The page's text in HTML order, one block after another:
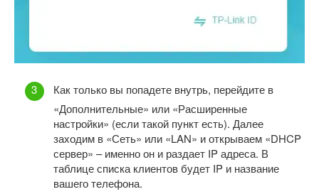
Как только вы попадете внутрь, перейдите в
«Дополнительные» или «Расширенные
настройки» (если такой пункт есть). Далее
заходим в «Сеть» или «LAN» и открываем «DHCP
сервер» – именно он и раздает IP адреса. В
таблице списка клиентов будет IP и название
вашего телефона.